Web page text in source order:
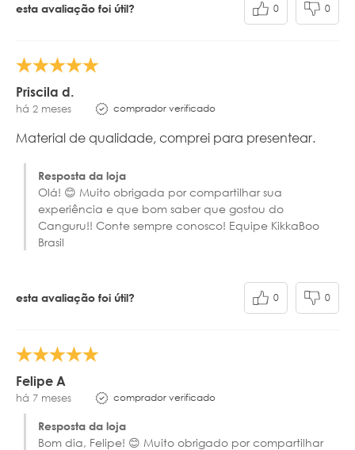
esta avaliação foi útil? 0 0
Priscila d.
há 2 meses comprador verificado
Material de qualidade, comprei para presentear.
Resposta da loja
Olá! 😊 Muito obrigada por compartilhar sua
experiência e que bom saber que gostou do
Canguru!! Conte sempre conosco! Equipe KikkaBoo
Brasil
esta avaliação foi útil? 0 0
Felipe A
há 7 meses comprador verificado
Resposta da loja
Bom dia, Felipe! 😊 Muito obrigado por compartilhar